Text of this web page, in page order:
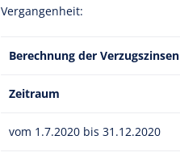
Vergangenheit:
Berechnung der Verzugszinsen
Zeitraum
vom 1.7.2020 bis 31.12.2020